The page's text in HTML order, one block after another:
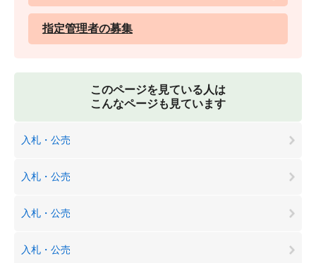
指定管理者の募集
このページを見ている人は
こんなページも見ています
入札・公売
入札・公売
入札・公売
入札・公売